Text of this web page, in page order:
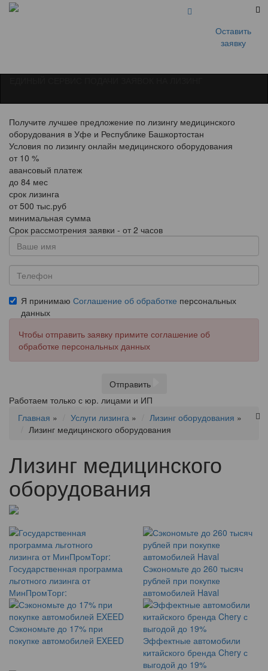
Оставить
заявку
Получите лучшее предложение по лизингу медицинского
оборудования в Уфе и Республике Башкортостан
Условия по лизингу онлайн медицинского оборудования
от 10 %
авансовый платеж
до 84 мес
срок лизинга
от 500 тыс.руб
минимальная сумма
Срок рассмотрения заявки - от 2 часов
Я принимаю Соглашение об обработке персональных
данных
Чтобы отправить заявку примите соглашение об
обработке персональных данных
Отправить
Работаем только с юр. лицами и ИП
Главная » Услуги лизинга » Лизинг оборудования »
Лизинг медицинского оборудования
Лизинг медицинского
оборудования
Государственная программа
льготного лизинга от
МинПромТорг:
Сэкономьте до 260 тысяч
рублей при покупке
автомобилей Haval
Сэкономьте до 17% при
покупке автомобилей EXEED
Эффектные автомобили
китайского бренда Chery с
выгодой до 19%